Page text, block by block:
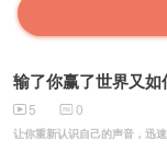
输了你赢了世界又
5 0
让你重新认识自己的声音，迅